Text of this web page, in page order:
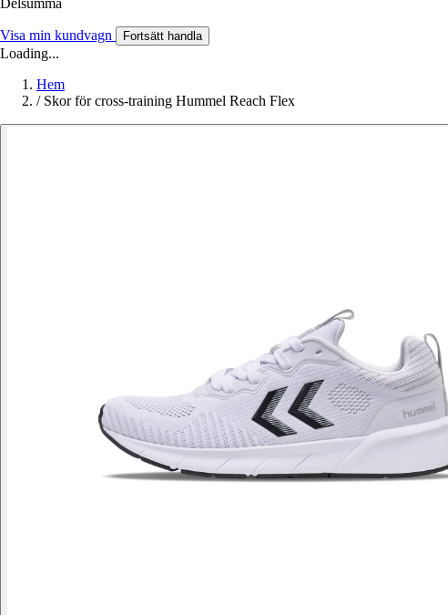
Visa min kundvagn Fortsätt handla
Loading...
Hem
/ Skor för cross-training Hummel Reach Flex